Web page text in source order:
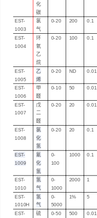
化
碳
EST-
1003
氯
气
0-20 200 0.1
EST-
1004
环
氧
乙
烷
0-20 100 0.1
EST-
1005
乙
烯
0-20 ND 0.01
EST-
1006
甲
醛
0-10 50 0.01
EST-
1007
戊
二
醛
0-20 20 0.01
EST-
1008
氯
化
氢
0-20 20 0.1
EST-
1009
氰
化
氢
0-
100
1000 0.1
EST-
1010
氢
气
0-
1000
2000 1
EST-
1010H
氢
气
0-
5000
1% 5
EST- 硫 0-50 500 0.01